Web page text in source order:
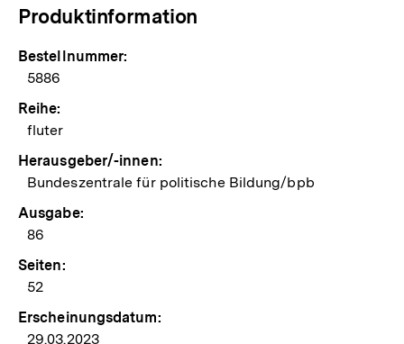
Produktinformation
Bestellnummer:
5886
Reihe:
fluter
Herausgeber/-innen:
Bundeszentrale für politische Bildung/bpb
Ausgabe:
86
Seiten:
52
Erscheinungsdatum:
29.03.2023